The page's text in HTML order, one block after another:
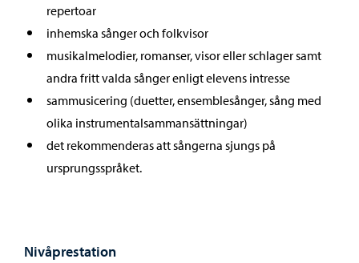
repertoar
inhemska sånger och folkvisor
musikalmelodier, romanser, visor eller schlager samt
andra fritt valda sånger enligt elevens intresse
sammusicering (duetter, ensemblesånger, sång med
olika instrumentalsammansättningar)
det rekommenderas att sångerna sjungs på
ursprungsspråket.
Nivåprestation